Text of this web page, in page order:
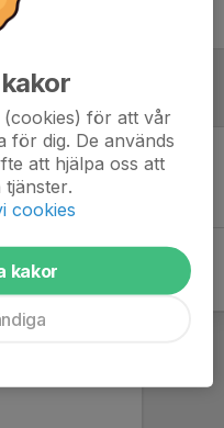
för att vår
för dig. De används
att hjälpa oss att
cookies
kakor